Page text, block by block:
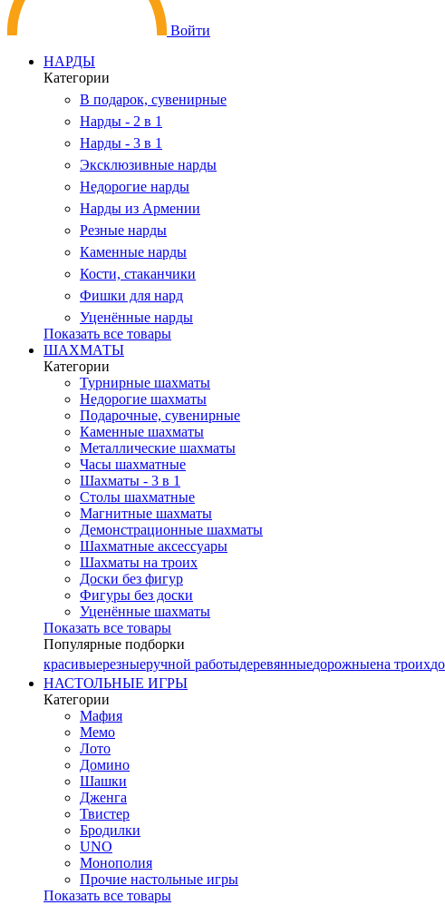
Войти
НАРДЫ
Категории
В подарок, сувенирные
Нарды - 2 в 1
Нарды - 3 в 1
Эксклюзивные нарды
Недорогие нарды
Нарды из Армении
Резные нарды
Каменные нарды
Кости, стаканчики
Фишки для нард
Уценённые нарды
Показать все товары
ШАХМАТЫ
Категории
Турнирные шахматы
Недорогие шахматы
Подарочные, сувенирные
Каменные шахматы
Металлические шахматы
Часы шахматные
Шахматы - 3 в 1
Столы шахматные
Магнитные шахматы
Демонстрационные шахматы
Шахматные аксессуары
Шахматы на троих
Доски без фигур
Фигуры без доски
Уценённые шахматы
Показать все товары
Популярные подборки
красивыерезныеручной работыдеревянныедорожныена троих
НАСТОЛЬНЫЕ ИГРЫ
Категории
Мафия
Мемо
Лото
Домино
Шашки
Дженга
Твистер
Бродилки
UNO
Монополия
Прочие настольные игры
Показать все товары